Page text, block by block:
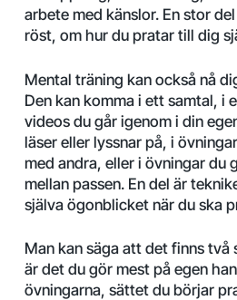
arbete med känslor. En stor
röst, om hur du pratar till dig
Mental träning kan också nå
Den kan komma i ett samtal, i
videos du går igenom i din
läser eller lyssnar på, i
med andra, eller i övningar du
mellan passen. En del är
själva ögonblicket när du ska
Man kan säga att det finns två
är det du gör mest på egen
övningarna, sättet du börjar